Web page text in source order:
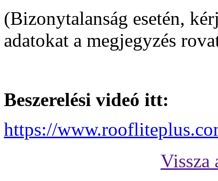
(Bizonytalanság esetén,
adatokat a megjegyzés
Beszerelési videó itt:
https://
Vissza